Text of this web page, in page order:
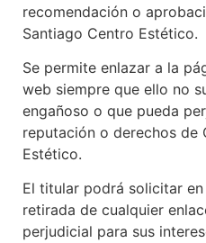
recomendación o
Santiago Centro Estético.
Se permite enlazar a la
web siempre que ello no
engañoso o que pueda
reputación o derechos de
Estético.
El titular podrá solicitar
retirada de cualquier
perjudicial para sus